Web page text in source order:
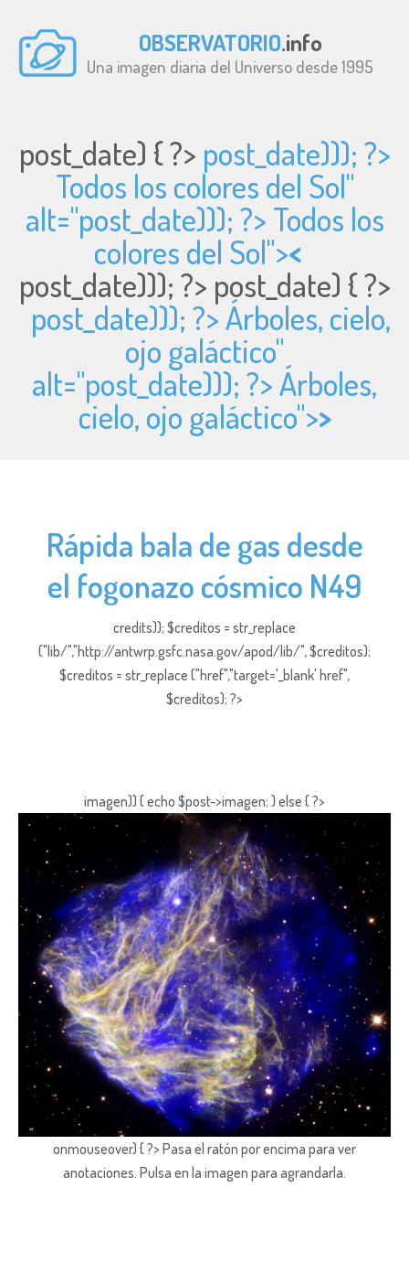
OBSERVATORIO.info
Una imagen diaria del Universo desde 1995
post_date) { ?> post_date))); ?>
Todos los colores del Sol"
alt="post_date))); ?> Todos los
colores del Sol"><
post_date))); ?> post_date) { ?>
post_date))); ?> Árboles, cielo,
ojo galáctico"
alt="post_date))); ?> Árboles,
cielo, ojo galáctico">>
Rápida bala de gas desde
el fogonazo cósmico N49
credits)); $creditos = str_replace
("lib/","http://antwrp.gsfc.nasa.gov/apod/lib/", $creditos);
$creditos = str_replace ("href","target='_blank' href",
$creditos); ?>
imagen)) { echo $post->imagen; } else { ?>
onmouseover) { ?> Pasa el ratón por encima para ver
anotaciones. Pulsa en la imagen para agrandarla.